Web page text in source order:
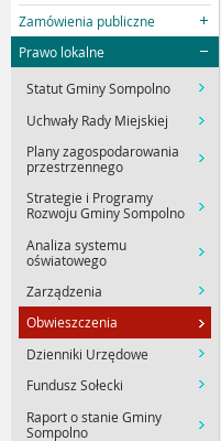
Zamówienia publiczne
Prawo lokalne
Statut Gminy Sompolno
Uchwały Rady Miejskiej
Plany zagospodarowania
przestrzennego
Strategie i Programy
Rozwoju Gminy Sompolno
Analiza systemu
oświatowego
Zarządzenia
Obwieszczenia
Dzienniki Urzędowe
Fundusz Sołecki
Raport o stanie Gminy
Sompolno